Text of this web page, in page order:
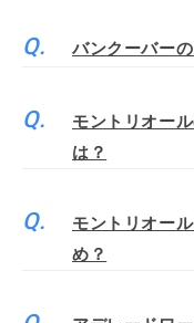
バンクーバー
モントリオー
は？
モントリオー
め？